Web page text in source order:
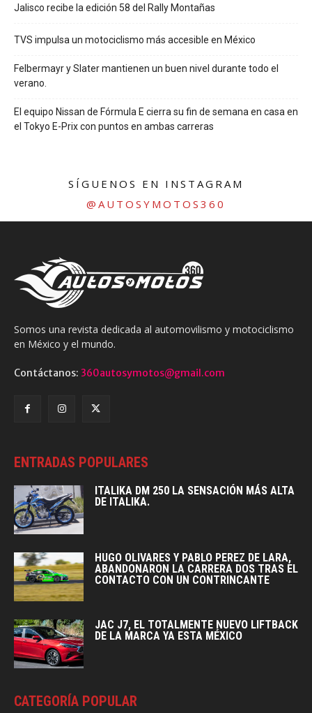
Jalisco recibe la edición 58 del Rally Montañas
TVS impulsa un motociclismo más accesible en México
Felbermayr y Slater mantienen un buen nivel durante todo el
verano.
El equipo Nissan de Fórmula E cierra su fin de semana en casa en
el Tokyo E-Prix con puntos en ambas carreras
SÍGUENOS EN INSTAGRAM
@AUTOSYMOTOS360
Somos una revista dedicada al automovilismo y motociclismo
en México y el mundo.
Contáctanos: 360autosymotos@gmail.com
ENTRADAS POPULARES
ITALIKA DM 250 LA SENSACIÓN MÁS ALTA
DE ITALIKA.
HUGO OLIVARES Y PABLO PEREZ DE LARA,
ABANDONARON LA CARRERA DOS TRAS EL
CONTACTO CON UN CONTRINCANTE
JAC J7, EL TOTALMENTE NUEVO LIFTBACK
DE LA MARCA YA ESTA MÉXICO
CATEGORÍA POPULAR